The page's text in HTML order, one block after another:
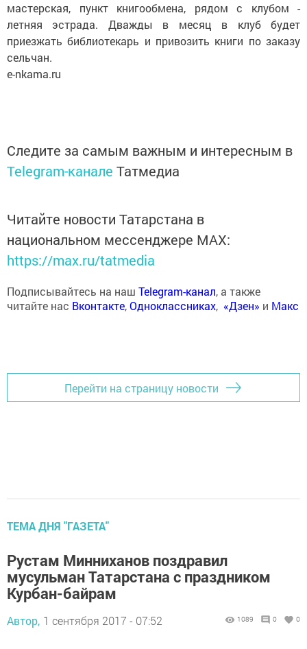
мастерская, пункт книгообмена, рядом с клубом -
летняя эстрада. Дважды в месяц в клуб будет
приезжать библиотекарь и привозить книги по заказу
сельчан.
e-nkama.ru
Следите за самым важным и интересным в
Telegram-канале Татмедиа
Читайте новости Татарстана в
национальном мессенджере MАХ:
https://max.ru/tatmedia
Подписывайтесь на наш Telegram-канал, а также
читайте нас Вконтакте,Одноклассниках, «Дзен» и Макс
Перейти на страницу новости
ТЕМА ДНЯ "ГАЗЕТА"
Рустам Минниханов поздравил
мусульман Татарстана с праздником
Курбан-байрам
Автор, 1 сентября 2017 - 07:52 1089 0 0